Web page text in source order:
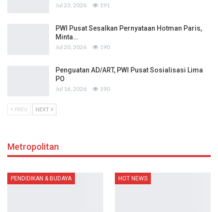
Jul 23, 2026 191
PWI Pusat Sesalkan Pernyataan Hotman Paris,
Minta…
Jul 20, 2026 190
Penguatan AD/ART, PWI Pusat Sosialisasi Lima
PO
Jul 16, 2026 190
PREV NEXT
Metropolitan
PENDIDIKAN & BUDAYA HOT NEWS